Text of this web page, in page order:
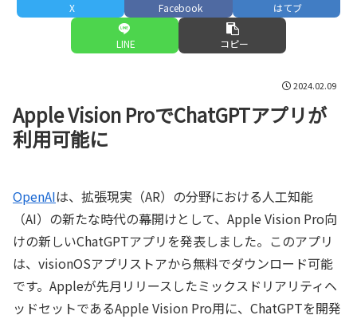
X Facebook はてブ
LINE コピー
2024.02.09
Apple Vision ProでChatGPTアプリが
利用可能に
OpenAIは、拡張現実（AR）の分野における人工知能
（AI）の新たな時代の幕開けとして、Apple Vision Pro向
けの新しいChatGPTアプリを発表しました。このアプリ
は、visionOSアプリストアから無料でダウンロード可能
です。Appleが先月リリースしたミックスドリアリティヘ
ッドセットであるApple Vision Pro用に、ChatGPTを開発